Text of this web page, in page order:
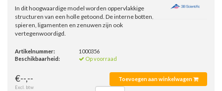
In dit hoogwaardige model worden oppervlakkige
structuren van een holle getoond. De interne botten,
spieren, ligamenten en zenuwen zijn ook
vertegenwoordigd.
Artikelnummer:
1000356
Beschikbaarheid:
Op voorraad
€--,--
Excl. btw
Toevoegen aan winkelwagen